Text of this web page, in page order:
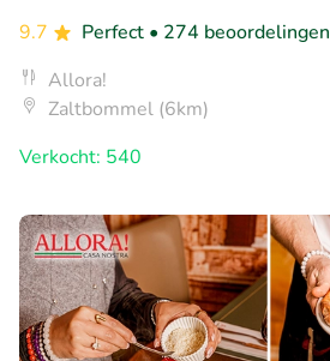
9.7
Perfect • 274 beoordelingen
Allora!
Zaltbommel (6km)
Verkocht: 540